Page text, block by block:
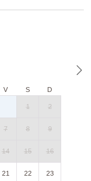
V S D
1 2
7 8 9
14 15 16
21 22 23